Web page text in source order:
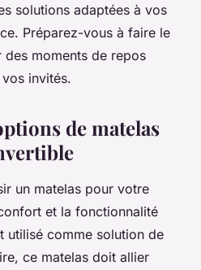
solutions adaptées à vos
Préparez-vous à faire le
moments de repos
invités.
de matelas
un matelas pour votre
et la fonctionnalité
utilisé comme solution de
ce matelas doit allier